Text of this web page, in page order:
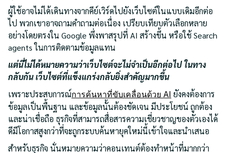
ผู้ใช้อาจไม่ได้เดินทางจากคีย์เวิร์ดไปยังเว็บไซต์ในแบบเดิมอีกต่อ
ไป พวกเขาอาจถามคำถามต่อเนื่อง เปรียบเทียบตัวเลือกหลาย
อย่างโดยตรงใน Google พึ่งพาสรุปที่ AI สร้างขึ้น หรือใช้ Search
agents ในการติดตามข้อมูลแทน
แต่นี่ไม่ได้หมายความว่าเว็บไซต์จะไม่จำเป็นอีกต่อไป ในทาง
กลับกัน เว็บไซต์ที่แข็งแกร่งกลับยิ่งสำคัญมากขึ้น
เพราะประสบการณ์การค้นหาที่ขับเคลื่อนด้วย AI ยังคงต้องการ
ข้อมูลเป็นพื้นฐาน และข้อมูลนั้นต้องชัดเจน มีประโยชน์ ถูกต้อง
และน่าเชื่อถือ ธุรกิจที่สามารถสื่อสารความเชี่ยวชาญของตัวเองได้
ดีมีโอกาสสูงกว่าที่จะถูกระบบค้นหายุคใหม่นี้เข้าใจและนำเสนอ
สำหรับธุรกิจ นั่นหมายความว่าคอนเทนต์ต้องทำหน้าที่มากกว่า